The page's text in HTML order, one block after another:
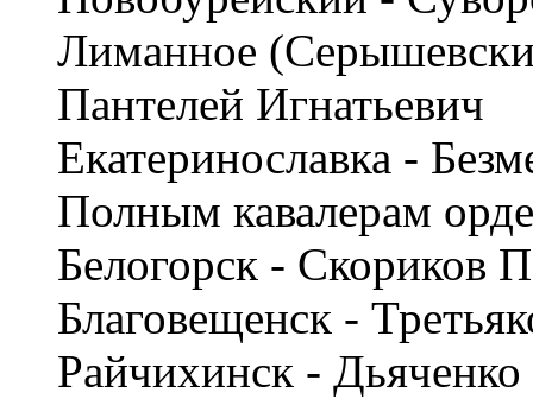
Лиманное
Пантелей Игнатьевич
Екатеринославка -
Полным кавалерам
Белогорск - Скориков
Благовещенск -
Райчихинск -